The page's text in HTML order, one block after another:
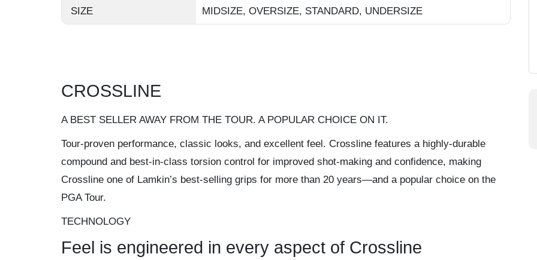
SIZE MIDSIZE, OVERSIZE, STANDARD, UNDERSIZE
CROSSLINE
A BEST SELLER AWAY FROM THE TOUR. A POPULAR CHOICE ON IT.
Tour-proven performance, classic looks, and excellent feel. Crossline features a highly-durable
compound and best-in-class torsion control for improved shot-making and confidence, making
Crossline one of Lamkin’s best-selling grips for more than 20 years—and a popular choice on the
PGA Tour.
TECHNOLOGY
Feel is engineered in every aspect of Crossline